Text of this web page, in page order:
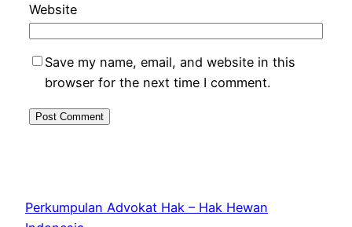
Website
Save my name, email, and website in this
browser for the next time I comment.
Perkumpulan Advokat Hak – Hak Hewan